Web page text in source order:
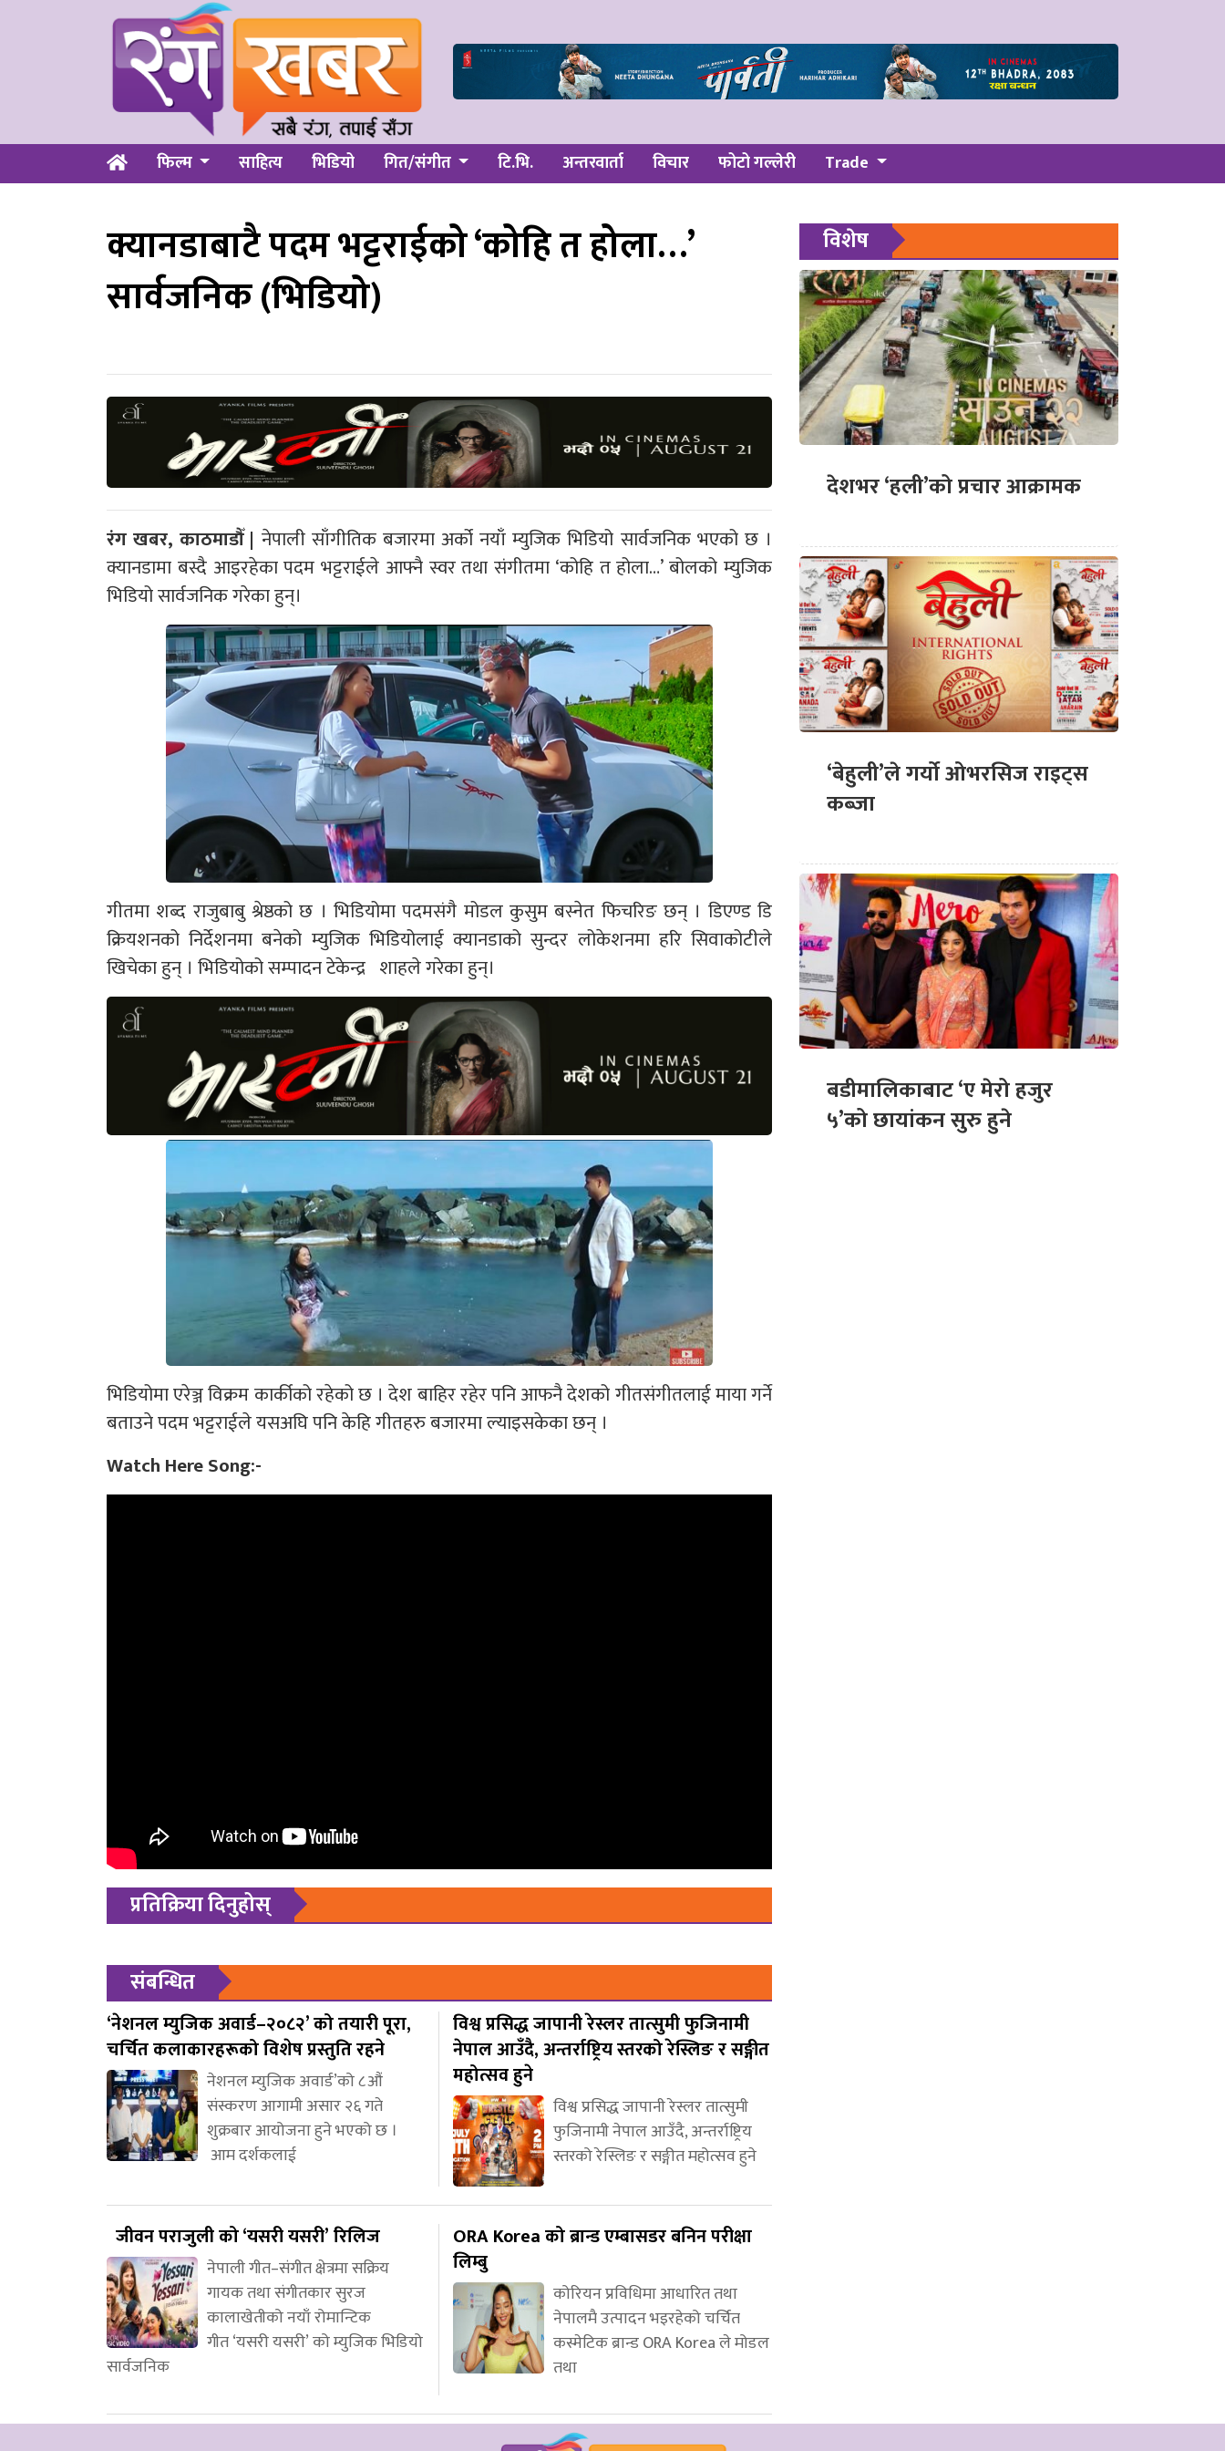
फिल्म साहित्य भिडियो गित/संगीत टि.भि. अन्तरवार्ता विचार फोटो गल्लेरी Trade
क्यानडाबाटै पदम भट्टराईको ‘कोहि त होला…’
सार्वजनिक (भिडियो)
रंग खबर, काठमाडौँ | नेपाली साँगीतिक बजारमा अर्को नयाँ म्युजिक भिडियो सार्वजनिक भएको छ ।
क्यानडामा बस्दै आइरहेका पदम भट्टराईले आफ्नै स्वर तथा संगीतमा ‘कोहि त होला…’ बोलको म्युजिक
भिडियो सार्वजनिक गरेका हुन्।
गीतमा शब्द राजुबाबु श्रेष्ठको छ । भिडियोमा पदमसंगै मोडल कुसुम बस्नेत फिचरिङ छन् । डिएण्ड डि
क्रियशनको निर्देशनमा बनेको म्युजिक भिडियोलाई क्यानडाको सुन्दर लोकेशनमा हरि सिवाकोटीले
खिचेका हुन् । भिडियोको सम्पादन टेकेन्द्र शाहले गरेका हुन्।
भिडियोमा एरेञ्ज विक्रम कार्कीको रहेको छ । देश बाहिर रहेर पनि आफनै देशको गीतसंगीतलाई माया गर्ने
बताउने पदम भट्टराईले यसअघि पनि केहि गीतहरु बजारमा ल्याइसकेका छन् ।
Watch Here Song:-
प्रतिक्रिया दिनुहोस्
संबन्धित
‘नेशनल म्युजिक अवार्ड–२०८२’ को तयारी पूरा,
चर्चित कलाकारहरूको विशेष प्रस्तुति रहने
नेशनल म्युजिक अवार्ड’को ८औं
संस्करण आगामी असार २६ गते
शुक्रबार आयोजना हुने भएको छ ।
आम दर्शकलाई
विश्व प्रसिद्ध जापानी रेस्लर तात्सुमी फुजिनामी
नेपाल आउँदै, अन्तर्राष्ट्रिय स्तरको रेस्लिङ र सङ्गीत
महोत्सव हुने
विश्व प्रसिद्ध जापानी रेस्लर तात्सुमी
फुजिनामी नेपाल आउँदै, अन्तर्राष्ट्रिय
स्तरको रेस्लिङ र सङ्गीत महोत्सव हुने
जीवन पराजुली को ‘यसरी यसरी’ रिलिज
नेपाली गीत–संगीत क्षेत्रमा सक्रिय
गायक तथा संगीतकार सुरज
कालाखेतीको नयाँ रोमान्टिक
गीत ‘यसरी यसरी’ को म्युजिक भिडियो
सार्वजनिक
ORA Korea को ब्रान्ड एम्बासडर बनिन परीक्षा
लिम्बु
कोरियन प्रविधिमा आधारित तथा
नेपालमै उत्पादन भइरहेको चर्चित
कस्मेटिक ब्रान्ड ORA Korea ले मोडल
तथा
विशेष
देशभर ‘हली’को प्रचार आक्रामक
‘बेहुली’ले गर्यो ओभरसिज राइट्स
कब्जा
बडीमालिकाबाट ‘ए मेरो हजुर
५’को छायांकन सुरु हुने